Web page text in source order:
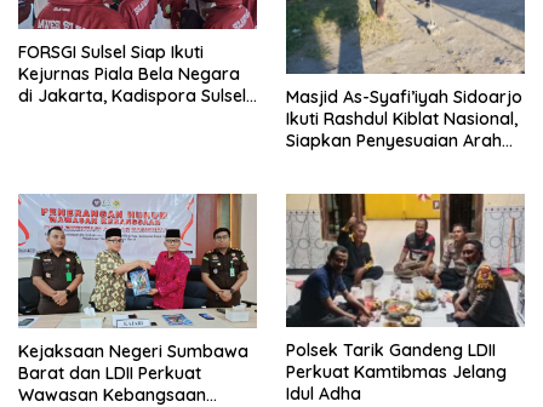
FORSGI Sulsel Siap Ikuti
Kejurnas Piala Bela Negara
di Jakarta, Kadispora Sulsel
Masjid As-Syafi’iyah Sidoarjo
Ikuti Rashdul Kiblat Nasional,
Siapkan Penyesuaian Arah
Kejaksaan Negeri Sumbawa
Barat dan LDII Perkuat
Wawasan Kebangsaan
Polsek Tarik Gandeng LDII
Perkuat Kamtibmas Jelang
Idul Adha